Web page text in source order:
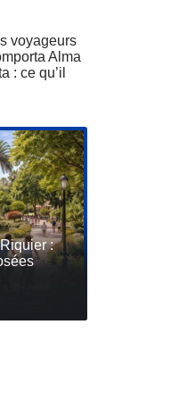
voyageurs
Alma
: ce qu’il
: